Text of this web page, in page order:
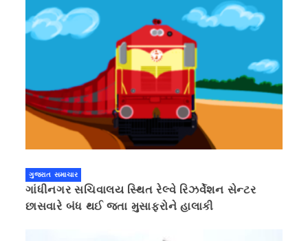
ગુજરાત સમાચાર
ગાંધીનગર સચિવાલય સ્થિત રેલ્વે રિઝર્વેશન સેન્ટર
છાસવારે બંધ થઈ જતા મુસાફરોને હાલાકી